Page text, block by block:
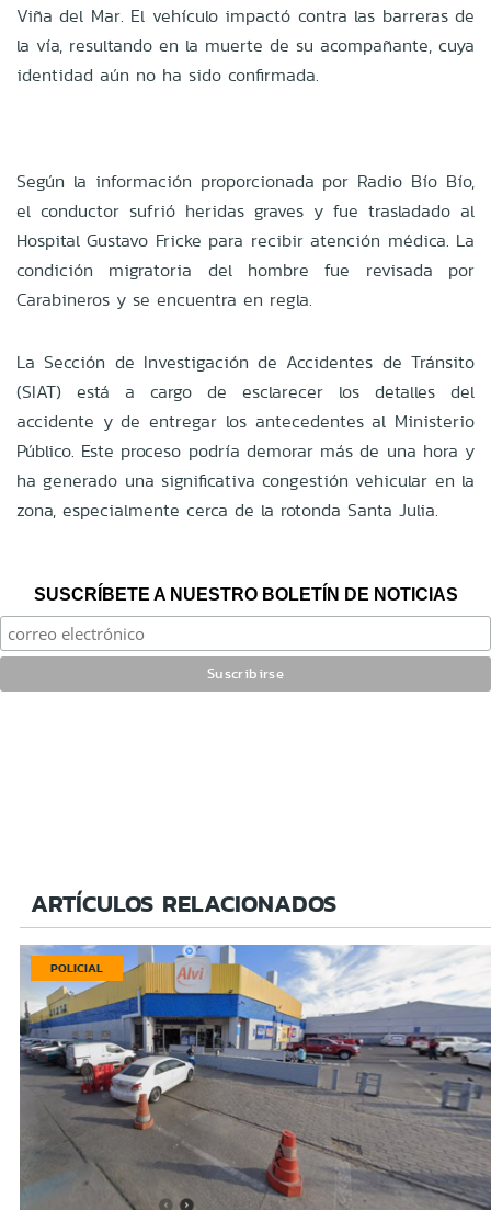
Viña del Mar. El vehículo impactó contra las barreras de
la vía, resultando en la muerte de su acompañante, cuya
identidad aún no ha sido confirmada.
Según la información proporcionada por Radio Bío Bío,
el conductor sufrió heridas graves y fue trasladado al
Hospital Gustavo Fricke para recibir atención médica. La
condición migratoria del hombre fue revisada por
Carabineros y se encuentra en regla.
La Sección de Investigación de Accidentes de Tránsito
(SIAT) está a cargo de esclarecer los detalles del
accidente y de entregar los antecedentes al Ministerio
Público. Este proceso podría demorar más de una hora y
ha generado una significativa congestión vehicular en la
zona, especialmente cerca de la rotonda Santa Julia.
SUSCRÍBETE A NUESTRO BOLETÍN DE NOTICIAS
ARTÍCULOS RELACIONADOS
POLICIAL